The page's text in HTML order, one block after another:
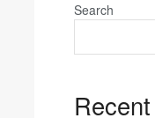
Search